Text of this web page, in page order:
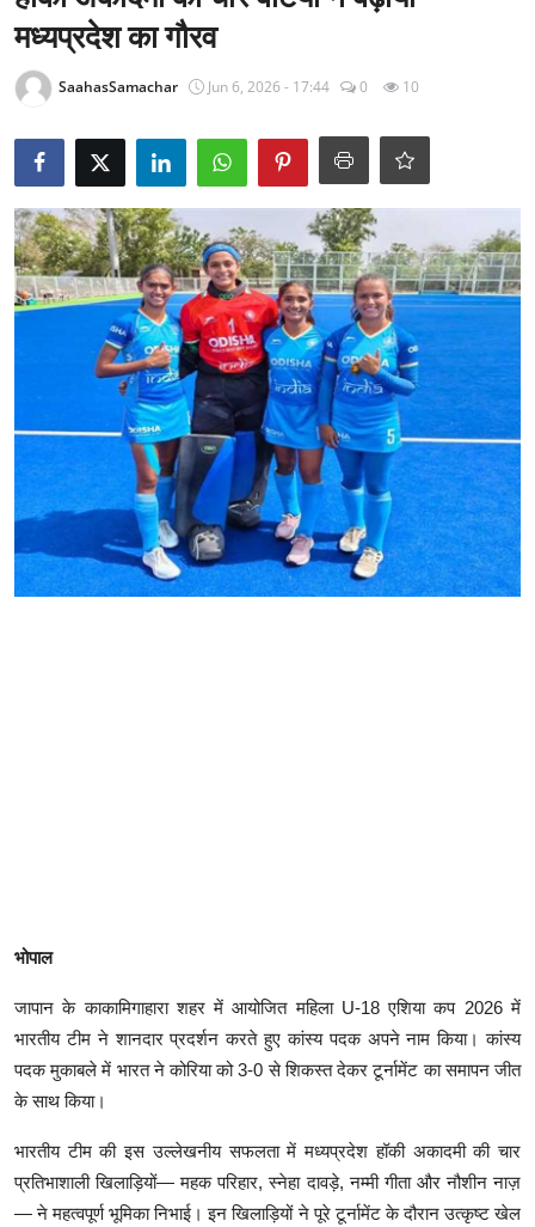
खेल
Epaper
धर्म
लाइफस्टाइल
टेक
मध्यप्रदेश का गौरव
SaahasSamachar Jun 6, 2026 - 17:44 0 10
भोपाल
जापान के काकामिगाहारा शहर में आयोजित महिला U-18 एशिया कप 2026 में
भारतीय टीम ने शानदार प्रदर्शन करते हुए कांस्य पदक अपने नाम किया। कांस्य
पदक मुकाबले में भारत ने कोरिया को 3-0 से शिकस्त देकर टूर्नामेंट का समापन जीत
के साथ किया।
भारतीय टीम की इस उल्लेखनीय सफलता में मध्यप्रदेश हॉकी अकादमी की चार
प्रतिभाशाली खिलाड़ियों— महक परिहार, स्नेहा दावड़े, नम्मी गीता और नौशीन नाज़
— ने महत्वपूर्ण भूमिका निभाई। इन खिलाड़ियों ने पूरे टूर्नामेंट के दौरान उत्कृष्ट खेल